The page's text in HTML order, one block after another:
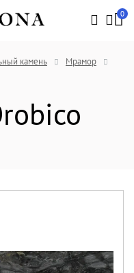
0
камень
Мрамор